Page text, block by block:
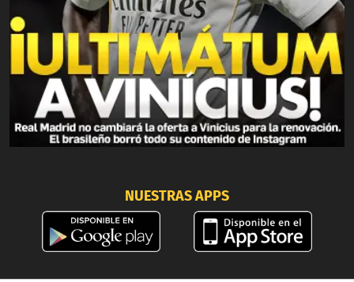
NUESTRAS APPS